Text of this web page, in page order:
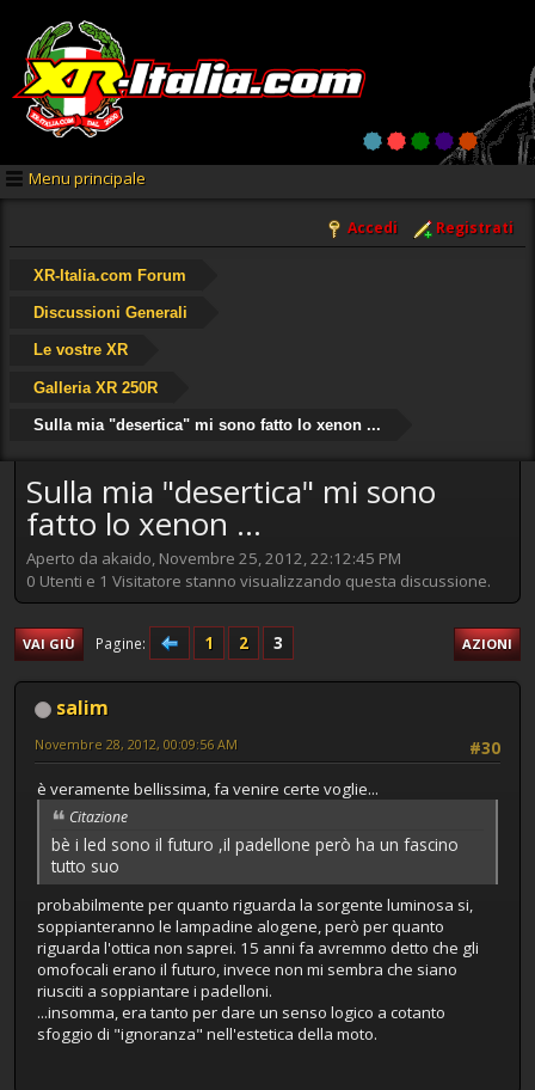
Menu principale
Accedi Registrati
XR-Italia.com Forum
Discussioni Generali
Le vostre XR
Galleria XR 250R
Sulla mia "desertica" mi sono fatto lo xenon ...
Sulla mia "desertica" mi sono
fatto lo xenon ...
Aperto da akaido, Novembre 25, 2012, 22:12:45 PM
0 Utenti e 1 Visitatore stanno visualizzando questa discussione.
VAI GIÙ Pagine 1 2 3 AZIONI
salim
#30
Novembre 28, 2012, 00:09:56 AM
è veramente bellissima, fa venire certe voglie...
Citazione
bè i led sono il futuro ,il padellone però ha un fascino
tutto suo
probabilmente per quanto riguarda la sorgente luminosa si,
soppianteranno le lampadine alogene, però per quanto
riguarda l'ottica non saprei. 15 anni fa avremmo detto che gli
omofocali erano il futuro, invece non mi sembra che siano
riusciti a soppiantare i padelloni.
...insomma, era tanto per dare un senso logico a cotanto
sfoggio di "ignoranza" nell'estetica della moto.